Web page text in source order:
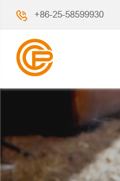
+86-25-58599930